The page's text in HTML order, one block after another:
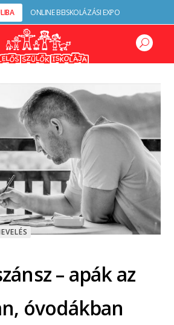
ONLINE BEISKOLÁZÁSI EXPO
– apák az
óvodákban